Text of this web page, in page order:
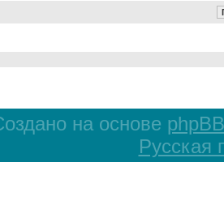
на основе phpBB
Русская